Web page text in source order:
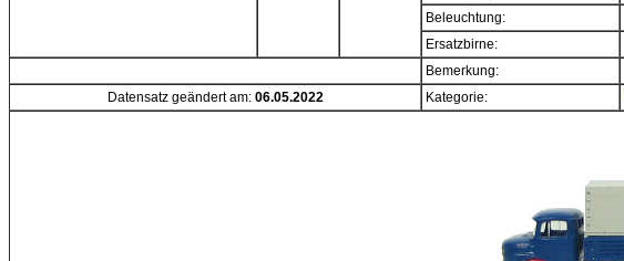
Beleuchtung:
Ersatzbirne:
Bemerkung:
Datensatz geändert am: 06.05.2022 Kategorie: